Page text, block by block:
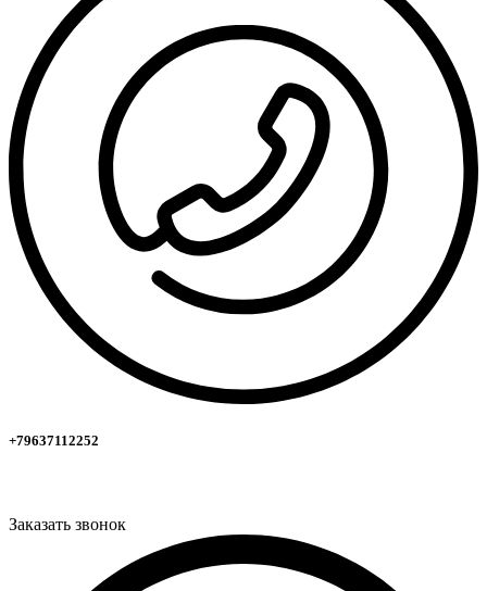
+79637112252
Заказать звонок